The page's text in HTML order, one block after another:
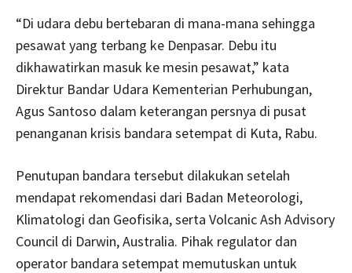
“Di udara debu bertebaran di mana-mana sehingga
pesawat yang terbang ke Denpasar. Debu itu
dikhawatirkan masuk ke mesin pesawat,” kata
Direktur Bandar Udara Kementerian Perhubungan,
Agus Santoso dalam keterangan persnya di pusat
penanganan krisis bandara setempat di Kuta, Rabu.
Penutupan bandara tersebut dilakukan setelah
mendapat rekomendasi dari Badan Meteorologi,
Klimatologi dan Geofisika, serta Volcanic Ash Advisory
Council di Darwin, Australia. Pihak regulator dan
operator bandara setempat memutuskan untuk